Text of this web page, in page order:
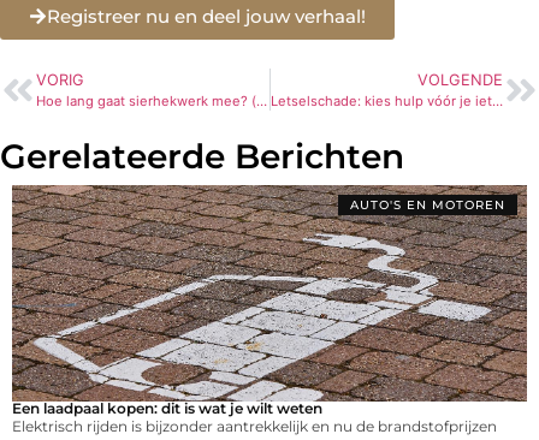
Registreer nu en deel jouw verhaal!
VORIG
Hoe lang gaat sierhekwerk mee? (levensduur per materiaal)
VOLGENDE
Letselschade: kies hulp vóór je iets ondertekent
Gerelateerde Berichten
AUTO'S EN MOTOREN
Een laadpaal kopen: dit is wat je wilt weten
Elektrisch rijden is bijzonder aantrekkelijk en nu de brandstofprijzen